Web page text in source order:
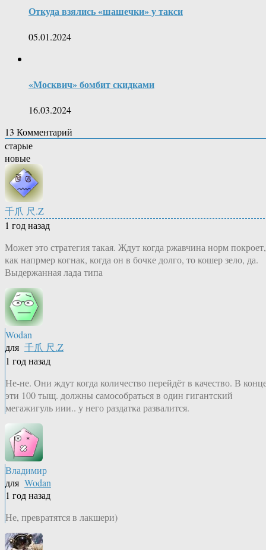
Откуда взялись «шашечки» у такси
05.01.2024
«Москвич» бомбит скидками
16.03.2024
13 Комментарий
старые
новые
千爪 尺.Z
1 год назад
Может это стратегия такая. Ждут когда ржавчина норм покроет,
как напрмер когнак, когда он в бочке долго, то кошер зело, да.
Выдержанная лада типа
Wodan
для 千爪 尺.Z
1 год назад
Не-не. Они ждут когда количество перейдёт в качество. В
эти 100 тыщ. должны самособраться в один гигантский
мегажигуль иии.. у него раздатка развалится.
Владимир
для Wodan
1 год назад
Не, превратятся в лакшери)